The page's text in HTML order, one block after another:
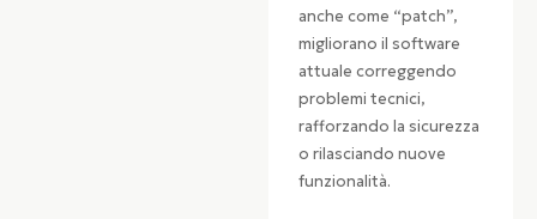
anche come “patch”,
migliorano il software
attuale correggendo
problemi tecnici,
rafforzando la sicurezza
o rilasciando nuove
funzionalità.